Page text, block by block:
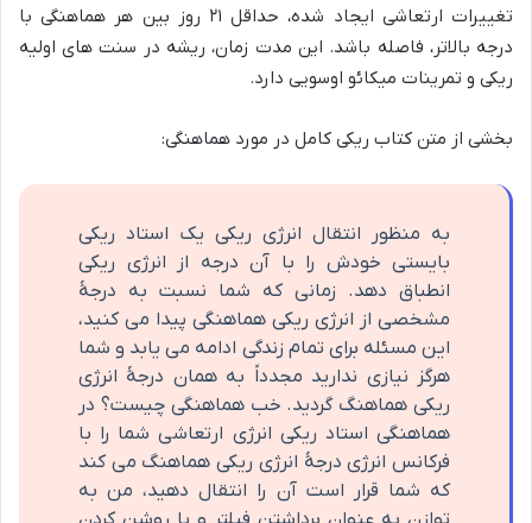
تغییرات ارتعاشی ایجاد شده، حداقل ۲۱ روز بین هر هماهنگی با
درجه بالاتر، فاصله باشد. این مدت زمان، ریشه در سنت های اولیه
ریکی و تمرینات میکائو اوسویی دارد.
بخشی از متن کتاب ریکی کامل در مورد هماهنگی:
به منظور انتقال انرژی ریکی یک استاد ریکی
بایستی خودش را با آن درجه از انرژی ریکی
انطباق دهد. زمانی که شما نسبت به درجۀ
مشخصی از انرژی ریکی هماهنگی پیدا می کنید،
این مسئله برای تمام زندگی ادامه می یابد و شما
هرگز نیازی ندارید مجدداً به همان درجۀ انرژی
ریکی هماهنگ گردید. خب هماهنگی چیست؟ در
هماهنگی استاد ریکی انرژی ارتعاشی شما را با
فرکانس انرژی درجۀ انرژی ریکی هماهنگ می کند
که شما قرار است آن را انتقال دهید، من به